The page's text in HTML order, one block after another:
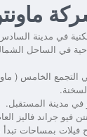
في مدينة
في الساحل
التجمع الخامس (
في مدينة المستقبل.
فيو جراند فاليز
ويقدم أسعار معقولة وخطط سداد تمتد إلى